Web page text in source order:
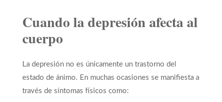
Cuando la depresión afecta al
cuerpo
La depresión no es únicamente un trastorno del
estado de ánimo. En muchas ocasiones se manifiesta a
través de síntomas físicos como: